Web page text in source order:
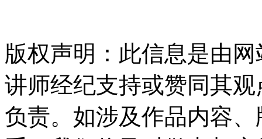
版权声明：此信息是由
讲师经纪支持或赞同其
负责。如涉及作品内容